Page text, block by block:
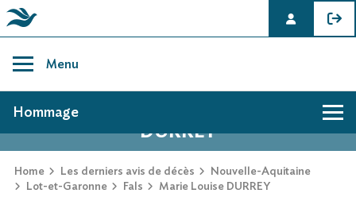
content
Menu
AVIS DE DÉCÈS DE MARIE LOUISE
DURREY
Home Les derniers avis de décès
Nouvelle-Aquitaine
Lot-et-Garonne
Fals Marie Louise DURREY
Hommage